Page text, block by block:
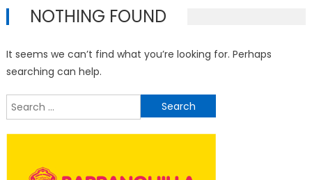
NOTHING FOUND
It seems we can’t find what you’re looking for. Perhaps
searching can help.
for: